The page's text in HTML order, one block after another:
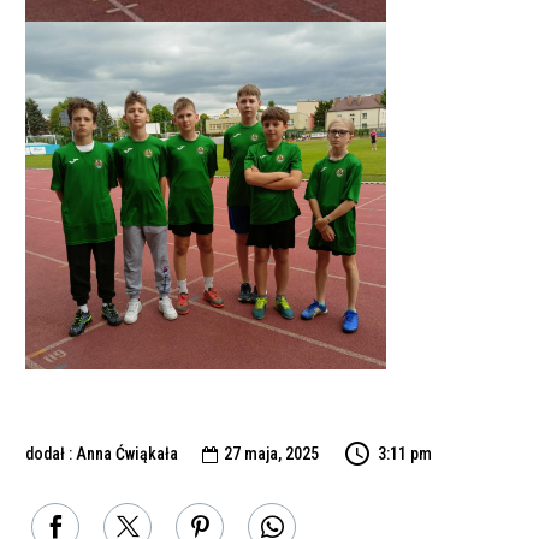
dodał : Anna Ćwiąkała  27 maja, 2025 3:11 pm